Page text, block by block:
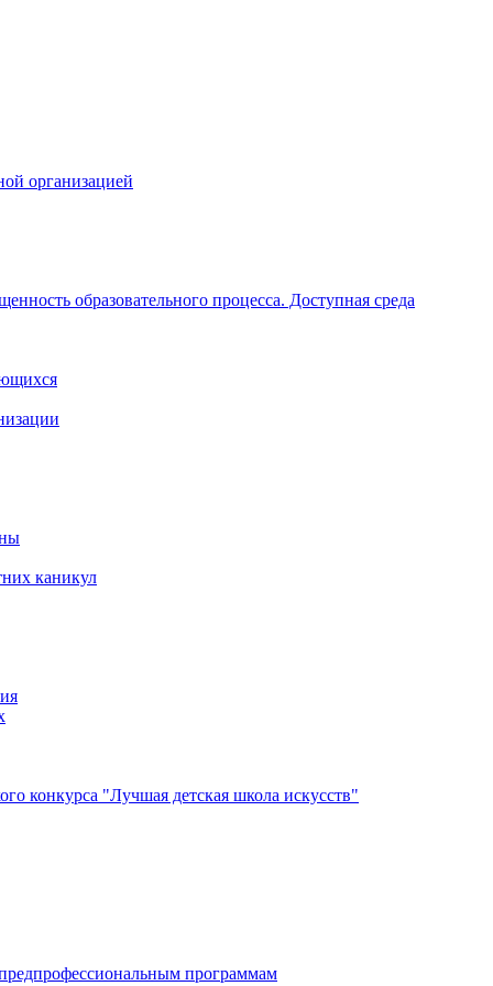
организацией
образовательного процесса. Доступная среда
каникул
конкурса "Лучшая детская школа искусств"
дополнительным предпрофессиональным программам